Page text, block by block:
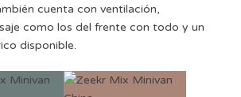
cuenta con ventilación,
como los del frente con todo y un
disponible.